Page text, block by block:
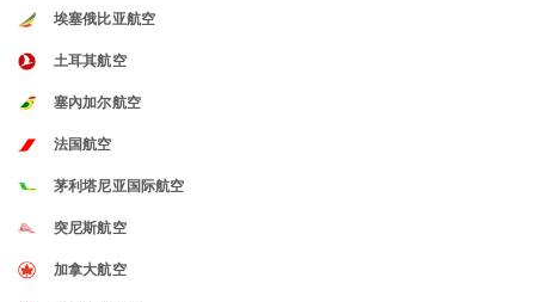
埃塞俄比亚航空
土耳其航空
塞內加尔航空
法国航空
茅利塔尼亚国际航空
突尼斯航空
加拿大航空